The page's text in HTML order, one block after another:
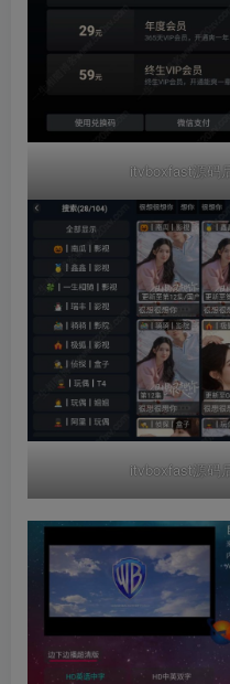
itvboxfast源码
itvboxfast源码